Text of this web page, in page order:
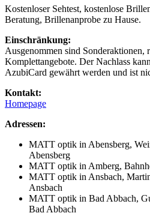
Kostenloser Sehtest, kostenlose
Beratung, Brillenanprobe zu Hause.
Einschränkung:
Ausgenommen sind Sonderaktionen,
Komplettangebote. Der Nachlass
AzubiCard gewährt werden und ist
Kontakt:
Homepage
Adressen:
MATT optik in Abensberg,
Abensberg
MATT optik in Amberg,
MATT optik in Ansbach,
Ansbach
MATT optik in Bad Abbach,
Bad Abbach